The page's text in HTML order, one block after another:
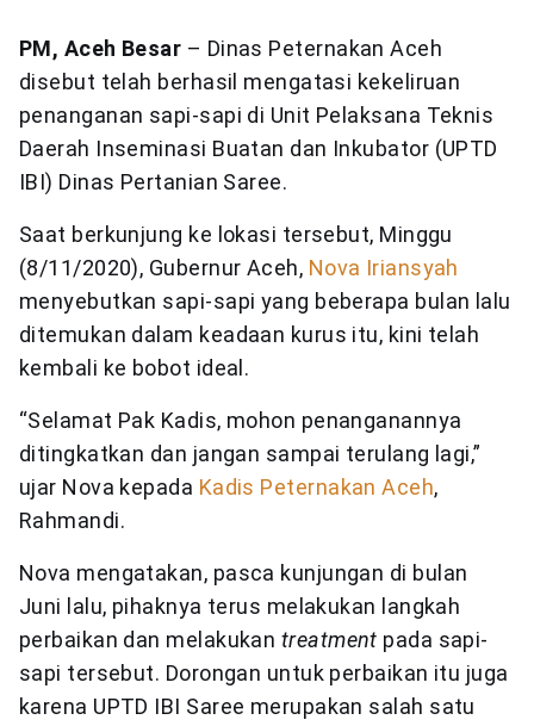
PM, Aceh Besar – Dinas Peternakan Aceh
disebut telah berhasil mengatasi kekeliruan
penanganan sapi-sapi di Unit Pelaksana Teknis
Daerah Inseminasi Buatan dan Inkubator (UPTD
IBI) Dinas Pertanian Saree.
Saat berkunjung ke lokasi tersebut, Minggu
(8/11/2020), Gubernur Aceh, Nova Iriansyah
menyebutkan sapi-sapi yang beberapa bulan lalu
ditemukan dalam keadaan kurus itu, kini telah
kembali ke bobot ideal.
“Selamat Pak Kadis, mohon penanganannya
ditingkatkan dan jangan sampai terulang lagi,”
ujar Nova kepada Kadis Peternakan Aceh,
Rahmandi.
Nova mengatakan, pasca kunjungan di bulan
Juni lalu, pihaknya terus melakukan langkah
perbaikan dan melakukan treatment pada sapi-
sapi tersebut. Dorongan untuk perbaikan itu juga
karena UPTD IBI Saree merupakan salah satu